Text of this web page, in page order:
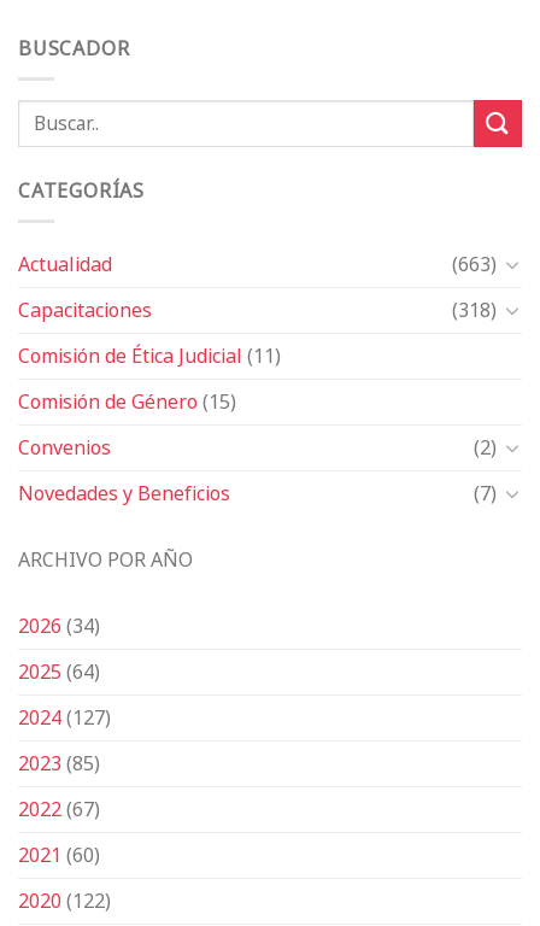
BUSCADOR
CATEGORÍAS
Actualidad
(663)
Capacitaciones
(318)
Comisión de Ética Judicial(11)
Comisión de Género(15)
Convenios
(2)
Novedades y Beneficios
(7)
ARCHIVO POR AÑO
2026(34)
2025(64)
2024(127)
2023(85)
2022(67)
2021 (60)
2020(122)